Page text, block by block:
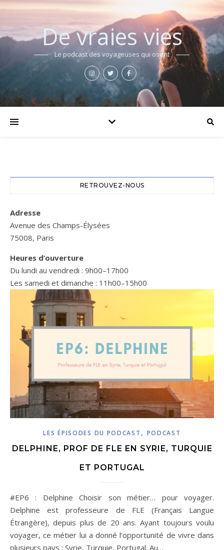
De vraies vies
Le podcast des voyageuses qui osent
RETROUVEZ-NOUS
Adresse
Avenue des Champs-Élysées
75008, Paris
Heures d’ouverture
Du lundi au vendredi : 9h00–17h00
Les samedi et dimanche : 11h00–15h00
LES ÉPISODES DU PODCAST , PODCAST
DELPHINE, PROF DE FLE EN SYRIE, TURQUIE
ET PORTUGAL
#EP6 : Delphine Choisir son métier… pour voyager.
Delphine est professeure de FLE (Français Langue
Étrangère), depuis plus de 20 ans. Ayant toujours voulu
voyager, ce métier lui a donné l’opportunité de vivre dans
plusieurs pays : Syrie, Turquie, Portugal. Au…